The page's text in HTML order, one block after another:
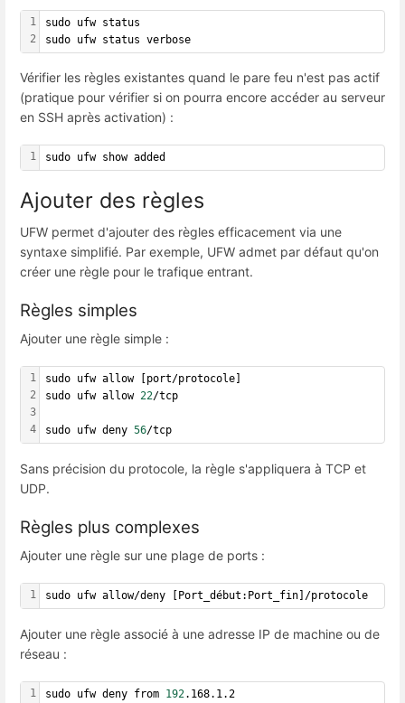
1
2
sudo ufw status
sudo ufw status verbose
Vérifier les règles existantes quand le pare feu n'est pas actif
(pratique pour vérifier si on pourra encore accéder au serveur
en SSH après activation) :
1 sudo ufw show added
Ajouter des règles
UFW permet d'ajouter des règles efficacement via une
syntaxe simplifié. Par exemple, UFW admet par défaut qu'on
créer une règle pour le trafique entrant.
Règles simples
Ajouter une règle simple :
1
2
3
4
sudo ufw allow [port/protocole]
sudo ufw allow 22/tcp
sudo ufw deny 56/tcp
Sans précision du protocole, la règle s'appliquera à TCP et
UDP.
Règles plus complexes
Ajouter une règle sur une plage de ports :
1 sudo ufw allow/deny [Port_début:Port_fin]/protocole
Ajouter une règle associé à une adresse IP de machine ou de
réseau :
1
sudo ufw deny from 192.168.1.2